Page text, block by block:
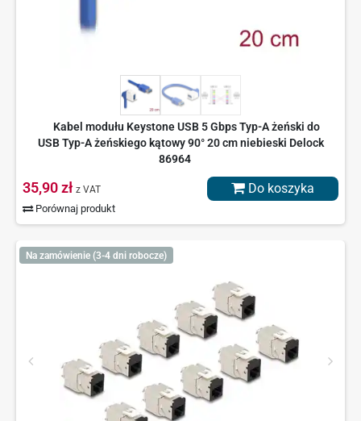
Kabel modułu Keystone USB 5 Gbps Typ-A żeński do
USB Typ-A żeńskiego kątowy 90° 20 cm niebieski Delock
86964
35,90 zł z VAT
Porównaj produkt
Do koszyka
Na zamówienie (3-4 dni robocze)